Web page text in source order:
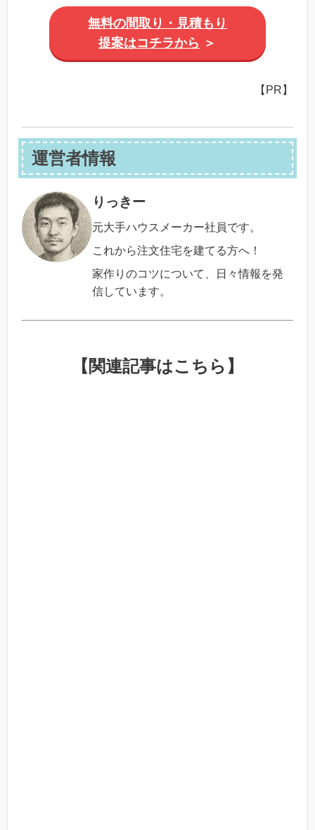
無料の間取り・見積もり
提案はコチラから ＞
【PR】
運営者情報
りっきー
元大手ハウスメーカー社員です。
これから注文住宅を建てる方へ！
家作りのコツについて、日々情報を発
信しています。
【関連記事はこちら】